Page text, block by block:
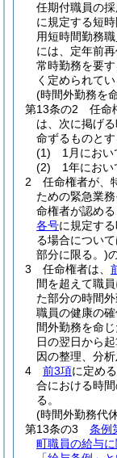
任期付職員の
に規定する短
用短時間勤務
には、定年前
常時勤務を要
く定められて
(時間外勤務を
第13条の2
任命
は、次に掲げ
命ずるものとす
(1)
1月にお
(2)
1年にお
2
任命権者が、
ための緊急業
命権者が認め
各号に規定す
る場合について
部分に限る。)
3
任命権者は、
間を超えて職
た部分の時間
職員の健康の
間外勤務を命
日の翌日から
因の整理、分
4
前3項に定め
合における時
る。
(時間外勤務代
第13条の3
条例
町職員の給与